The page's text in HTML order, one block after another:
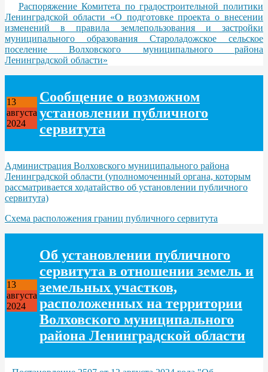
Распоряжение Комитета по градостроительной политики
Ленинградской области «О подготовке проекта о внесении
изменений в правила землепользования и застройки
муниципального образования Староладожское сельское
поселение Волховского муниципального района
Ленинградской области»
13
августа
2024
Сообщение о возможном
установлении публичного
сервитута
Администрация Волховского муниципального района
Ленинградской области (уполномоченный органа, которым
рассматривается ходатайство об установлении публичного
сервитута)
Схема расположения границ публичного сервитута
13
августа
2024
Об установлении публичного
сервитута в отношении земель и
земельных участков,
расположенных на территории
Волховского муниципального
района Ленинградской области